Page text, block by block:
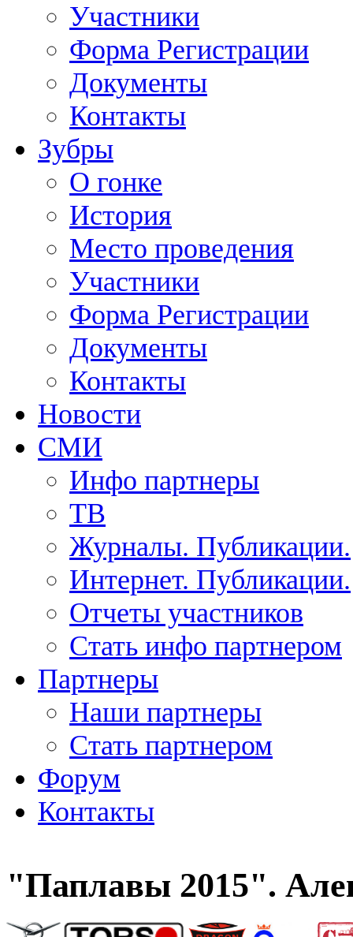
Участники
Форма Регистрации
Документы
Контакты
Зубры
О гонке
История
Место проведения
Участники
Форма Регистрации
Документы
Контакты
Новости
СМИ
Инфо партнеры
ТВ
Журналы. Публикации.
Интернет. Публикации.
Отчеты участников
Стать инфо партнером
Партнеры
Наши партнеры
Стать партнером
Форум
Контакты
"Паплавы 2015".